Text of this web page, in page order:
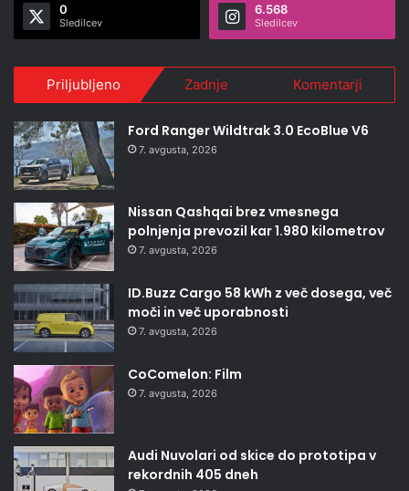
0
Sledilcev
6.568
Sledilcev
Priljubljeno Zadnje Komentarji
Ford Ranger Wildtrak 3.0 EcoBlue V6
7. avgusta, 2026
Nissan Qashqai brez vmesnega
polnjenja prevozil kar 1.980 kilometrov
7. avgusta, 2026
ID.Buzz Cargo 58 kWh z več dosega, več
moči in več uporabnosti
7. avgusta, 2026
CoComelon: Film
7. avgusta, 2026
Audi Nuvolari od skice do prototipa v
rekordnih 405 dneh